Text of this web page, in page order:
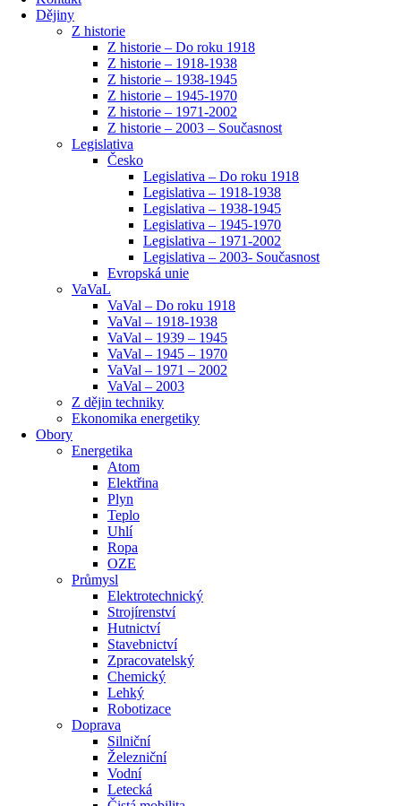
Dějiny
Z historie
Z historie – Do roku 1918
Z historie – 1918-1938
Z historie – 1938-1945
Z historie – 1945-1970
Z historie – 1971-2002
Z historie – 2003 – Současnost
Legislativa
Česko
Legislativa – Do roku 1918
Legislativa – 1918-1938
Legislativa – 1938-1945
Legislativa – 1945-1970
Legislativa – 1971-2002
Legislativa – 2003- Současnost
Evropská unie
VaVaL
VaVal – Do roku 1918
VaVal – 1918-1938
VaVal – 1939 – 1945
VaVal – 1945 – 1970
VaVal – 1971 – 2002
VaVal – 2003
Z dějin techniky
Ekonomika energetiky
Obory
Energetika
Atom
Elektřina
Plyn
Teplo
Uhlí
Ropa
OZE
Průmysl
Elektrotechnický
Strojírenství
Hutnictví
Stavebnictví
Zpracovatelský
Chemický
Lehký
Robotizace
Doprava
Silniční
Železniční
Vodní
Letecká